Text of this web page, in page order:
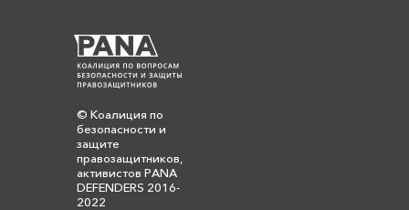
© Коалиция по
безопасности и
защите
правозащитников,
активистов PANA
DEFENDERS 2016-
2022